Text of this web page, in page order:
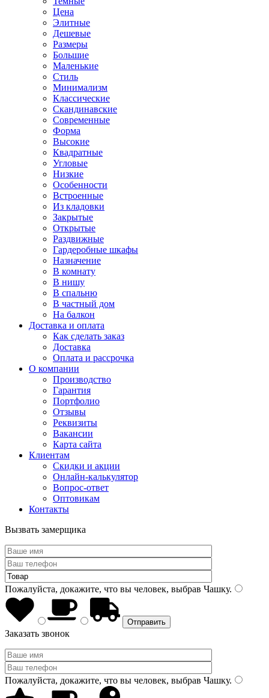
Цена
Элитные
Дешевые
Размеры
Большие
Маленькие
Стиль
Минимализм
Классические
Скандинавские
Современные
Форма
Высокие
Квадратные
Угловые
Низкие
Особенности
Встроенные
Из кладовки
Закрытые
Открытые
Раздвижные
Гардеробные шкафы
Назначение
В комнату
В нишу
В спальню
В частный дом
На балкон
Доставка и оплата
Как сделать заказ
Доставка
Оплата и рассрочка
О компании
Производство
Гарантия
Портфолио
Отзывы
Реквизиты
Вакансии
Карта сайта
Клиентам
Скидки и акции
Онлайн-калькулятор
Вопрос-ответ
Оптовикам
Контакты
Вызвать замерщика
Пожалуйста, докажите, что вы человек, выбрав Чашку.
Заказать звонок
Пожалуйста, докажите, что вы человек, выбрав Чашку.